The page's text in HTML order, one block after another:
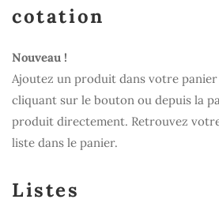
cotation
Nouveau !
Ajoutez un produit dans votre panier
cliquant sur le bouton ou depuis la
produit directement. Retrouvez
liste dans le panier.
Listes